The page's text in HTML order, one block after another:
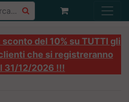
del 10% su TUTTI gli
che si registreranno
31/12/2026 !!!